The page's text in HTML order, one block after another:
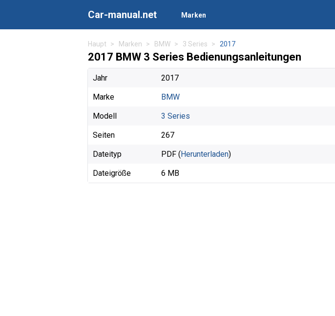
Car-manual.net Marken
Haupt Marken BMW 3 Series 2017
2017 BMW 3 Series Bedienungsanleitungen
Jahr 2017
Marke BMW
Modell 3 Series
Seiten 267
Dateityp PDF (Herunterladen)
Dateigröße 6 MB